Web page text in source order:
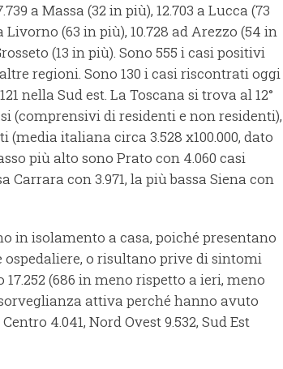
a Massa (32 in più), 12.703 a Lucca (73
Livorno (63 in più), 10.728 ad Arezzo (54 in
(13 in più). Sono 555 i casi positivi
regioni. Sono 130 i casi riscontrati oggi
nella Sud est. La Toscana si trova al 12°
(comprensivi di residenti e non residenti),
(media italiana circa 3.528 x100.000, dato
più alto sono Prato con 4.060 casi
Carrara con 3.971, la più bassa Siena con
in isolamento a casa, poiché presentano
o risultano prive di sintomi
(686 in meno rispetto a ieri, meno
attiva perché hanno avuto
4.041, Nord Ovest 9.532, Sud Est